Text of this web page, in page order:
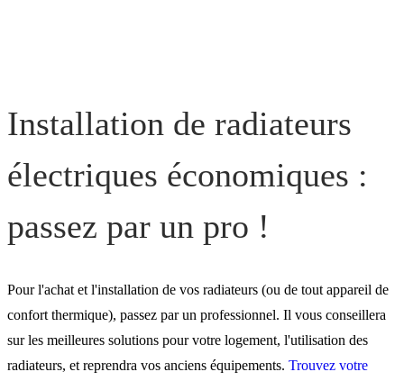
Installation de radiateurs
électriques économiques :
passez par un pro !
Pour l'achat et l'installation de vos radiateurs (ou de tout appareil de
confort thermique), passez par un professionnel. Il vous conseillera
sur les meilleures solutions pour votre logement, l'utilisation des
radiateurs, et reprendra vos anciens équipements. Trouvez votre